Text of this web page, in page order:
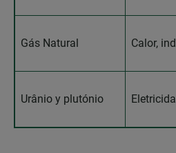
Gás Natural Calor,
Urânio y plutónio